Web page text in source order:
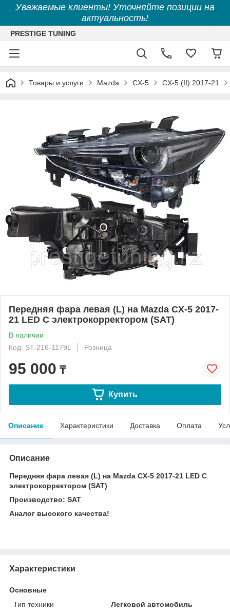
Уважаемые клиенты! Уточняйте позиции на
актуальность!
PRESTIGE TUNING
Товары и услуги Mazda CX-5 CX-5 (II) 2017-21
Передняя фара левая (L) на Mazda CX-5 2017-
21 LED С электрокорректором (SAT)
В наличии
Код: ST-216-1179L
Розница
95 000 ₸
Купить
Описание Характеристики Доставка Оплата
Описание
Передняя фара левая (L) на Mazda CX-5 2017-21 LED С
электрокорректором (SAT)
Производство: SAT
Аналог высокого качества!
Характеристики
Основные
Тип техники
Легковой автомобиль